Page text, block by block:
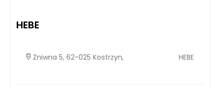
HEBE
Żniwna 5, 62-025 Kostrzyn, HEBE